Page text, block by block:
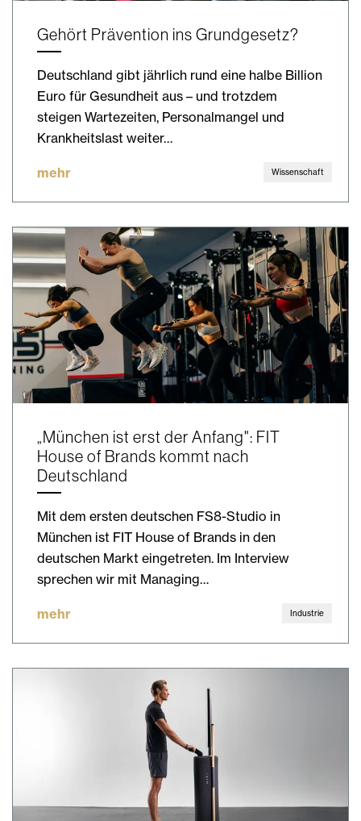
Gehört Prävention ins Grundgesetz?
Deutschland gibt jährlich rund eine halbe Billion
Euro für Gesundheit aus – und trotzdem
steigen Wartezeiten, Personalmangel und
Krankheitslast weiter…
mehr Wissenschaft
„München ist erst der Anfang": FIT
House of Brands kommt nach
Deutschland
Mit dem ersten deutschen FS8-Studio in
München ist FIT House of Brands in den
deutschen Markt eingetreten. Im Interview
sprechen wir mit Managing…
mehr Industrie